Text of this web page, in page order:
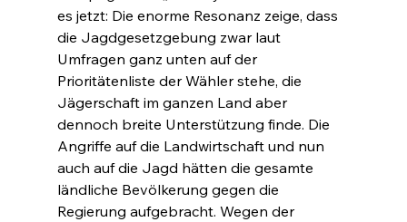
es jetzt: Die enorme Resonanz zeige, dass
die Jagdgesetzgebung zwar laut
Umfragen ganz unten auf der
Prioritätenliste der Wähler stehe, die
Jägerschaft im ganzen Land aber
dennoch breite Unterstützung finde. Die
Angriffe auf die Landwirtschaft und nun
auch auf die Jagd hätten die gesamte
ländliche Bevölkerung gegen die
Regierung aufgebracht. Wegen der